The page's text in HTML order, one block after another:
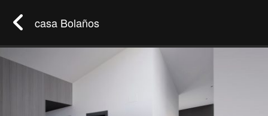
casa Bolaños